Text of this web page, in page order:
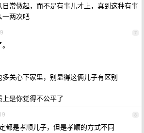
常做起，而不是有事儿才上，真到这种有事
一两次吧
7
关心下家里，别显得这俩儿子有区别
是你觉得不公平了
8
都是孝顺儿子，但是孝顺的方式不同